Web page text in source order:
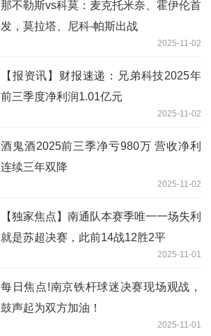
那不勒斯vs科莫：麦克托米奈、霍伊伦首
发，莫拉塔、尼科-帕斯出战
2025-11-02
【报资讯】财报速递：兄弟科技2025年
前三季度净利润1.01亿元
2025-11-02
酒鬼酒2025前三季净亏980万 营收净利
连续三年双降
2025-11-02
【独家焦点】南通队本赛季唯一一场失利
就是苏超决赛，此前14战12胜2平
2025-11-01
每日焦点!南京铁杆球迷决赛现场观战，
鼓声起为双方加油！
2025-11-01